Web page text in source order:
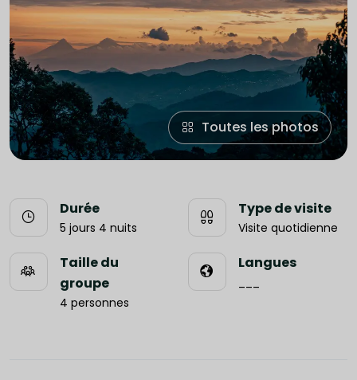
Toutes les photos
Durée
5 jours 4 nuits
Type de visite
Visite quotidienne
Taille du
groupe
4 personnes
Langues